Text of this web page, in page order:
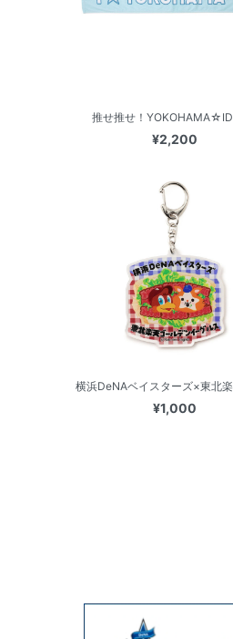
推せ推せ！
¥2,200
横浜DeNAベイスターズ×東北
¥1,000